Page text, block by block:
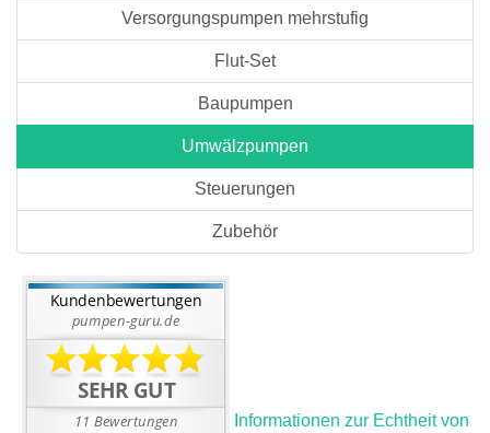
Versorgungspumpen mehrstufig
Flut-Set
Baupumpen
Umwälzpumpen
Steuerungen
Zubehör
Informationen zur Echtheit von